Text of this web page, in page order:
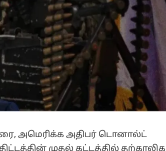
அமெரிக்க அதிபர் டொனால்ட்
முதல் கட்டத்தில் தற்காலிக